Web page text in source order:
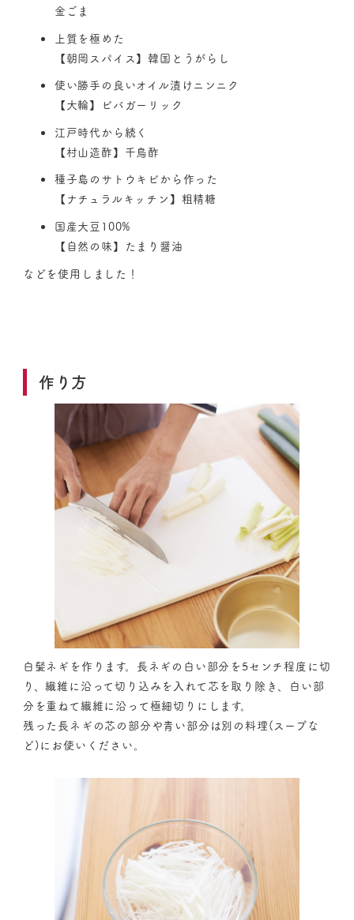
金ごま
上質を極めた
【朝岡スパイス】韓国とうがらし
使い勝手の良いオイル漬けニンニク
【大輪】ビバガーリック
江戸時代から続く
【村山造酢】千鳥酢
種子島のサトウキビから作った
【ナチュラルキッチン】粗精糖
国産大豆100%
【自然の味】たまり醤油
などを使用しました！
作り方
白髪ネギを作ります。長ネギの白い部分を5センチ程度に切
り、繊維に沿って切り込みを入れて芯を取り除き、白い部
分を重ねて繊維に沿って極細切りにします。
残った長ネギの芯の部分や青い部分は別の料理(スープな
ど)にお使いください。